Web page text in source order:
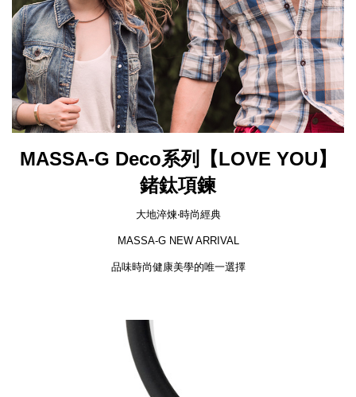
MASSA-G Deco系列【LOVE YOU】
鍺鈦項鍊
大地淬煉‧時尚經典
MASSA-G NEW ARRIVAL
品味時尚健康美學的唯一選擇